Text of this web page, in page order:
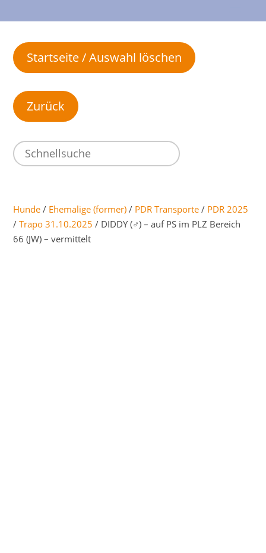
Startseite / Auswahl löschen
Hunde / Ehemalige (former) / PDR Transporte / PDR 2025
/Trapo 31.10.2025 / DIDDY (♂) – auf PS im PLZ Bereich
66 (JW) – vermittelt